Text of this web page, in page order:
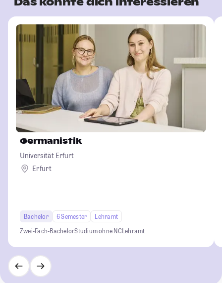
Germanistik
Universität Erfurt
Erfurt
Bachelor 6 Semester
Lehramt
Zwei-Fach-BachelorStudium ohne NCLehramt